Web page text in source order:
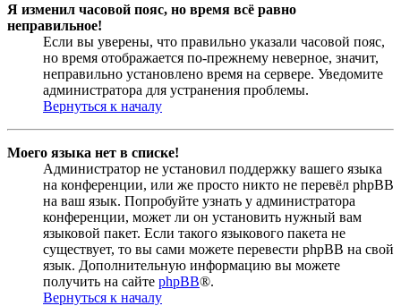
Я изменил часовой пояс, но время всё равно
неправильное!
Если вы уверены, что правильно указали часовой пояс,
но время отображается по-прежнему неверное, значит,
неправильно установлено время на сервере. Уведомите
администратора для устранения проблемы.
Вернуться к началу
Моего языка нет в списке!
Администратор не установил поддержку вашего языка
на конференции, или же просто никто не перевёл phpBB
на ваш язык. Попробуйте узнать у администратора
конференции, может ли он установить нужный вам
языковой пакет. Если такого языкового пакета не
существует, то вы сами можете перевести phpBB на свой
язык. Дополнительную информацию вы можете
получить на сайте phpBB®.
Вернуться к началу